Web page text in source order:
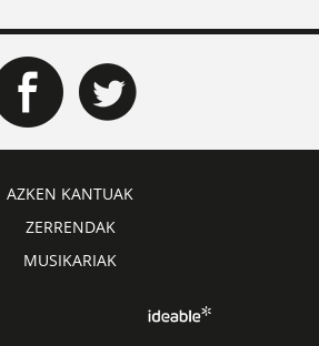
AZKEN KANTUAK
ZERRENDAK
MUSIKARIAK